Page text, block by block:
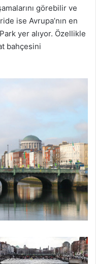
görebilir ve
ise Avrupa’nın en
yer alıyor. Özellikle
bahçesini